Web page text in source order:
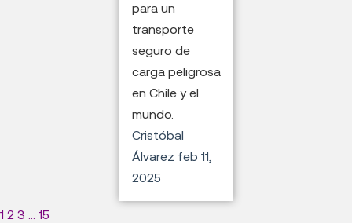
para un
transporte
seguro de
carga peligrosa
en Chile y el
mundo.
Cristóbal
Álvarez feb 11,
2025
1 2 3 15